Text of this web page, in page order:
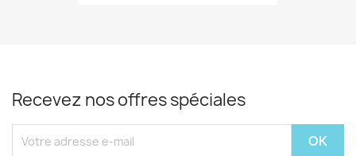
Recevez nos offres spéciales